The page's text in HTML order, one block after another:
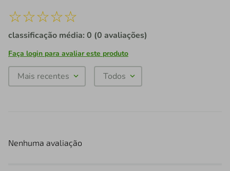
☆☆☆☆☆
classificação média: 0 (0 avaliações)
Faça login para avaliar este produto
Mais recentes Todos
Nenhuma avaliação